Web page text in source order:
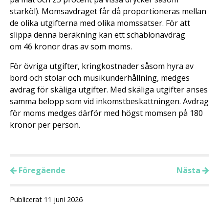
starköl). Momsavdraget får då proportioneras mellan
de olika utgifterna med olika momssatser. För att
slippa denna beräkning kan ett schablonavdrag
om 46 kronor dras av som moms.
För övriga utgifter, kringkostnader såsom hyra av
bord och stolar och musikunderhållning, medges
avdrag för skäliga utgifter. Med skäliga utgifter anses
samma belopp som vid inkomstbeskattningen. Avdrag
för moms medges därför med högst momsen på 180
kronor per person.
Föregående Nästa
Publicerat 11 juni 2026